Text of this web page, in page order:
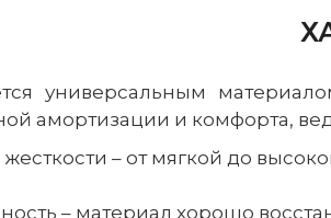
универсальным
амортизации и комфорта,
– от мягкой до
– материал хорошо